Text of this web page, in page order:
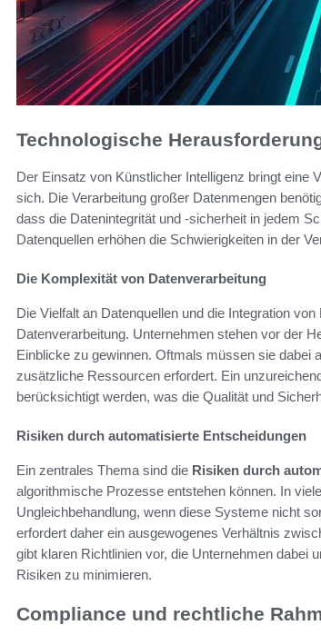
Technologische
Der Einsatz von Künstlicher Intelligenz bringt eine
sich. Die Verarbeitung großer Datenmengen
dass die Datenintegrität und -sicherheit in jedem
Datenquellen erhöhen die Schwierigkeiten in der
Die Komplexität von Datenverarbeitung
Die Vielfalt an Datenquellen und die Integration
Datenverarbeitung. Unternehmen stehen vor der
Einblicke zu gewinnen. Oftmals müssen sie dabei
zusätzliche Ressourcen erfordert. Ein
berücksichtigt werden, was die Qualität und
Risiken durch automatisierte Entscheidungen
Ein zentrales Thema sind die Risiken durch
algorithmische Prozesse entstehen können. In
Ungleichbehandlung, wenn diese Systeme nicht
erfordert daher ein ausgewogenes Verhältnis
gibt klaren Richtlinien vor, die Unternehmen dabei
Risiken zu minimieren.
Compliance und rechtliche